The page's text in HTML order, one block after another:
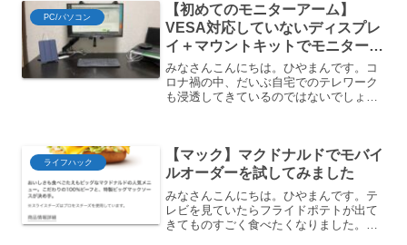
ードル...
PC/パソコン
【初めてのモニターアーム】
VESA対応していないディスプレ
イ＋マウントキットでモニターア
ーム環境を構築してみました
みなさんこんにちは。ひやまんです。コ
ロナ禍の中、だいぶ自宅でのテレワーク
も浸透してきているのではないでしょう
プレイの配置は作業効率に大...
ライフハック
【マック】マクドナルドでモバイ
ルオーダーを試してみました
みなさんこんにちは。ひやまんです。テ
レビを見ていたらフライドポテトが出て
きてものすごく食べたくなりました。私